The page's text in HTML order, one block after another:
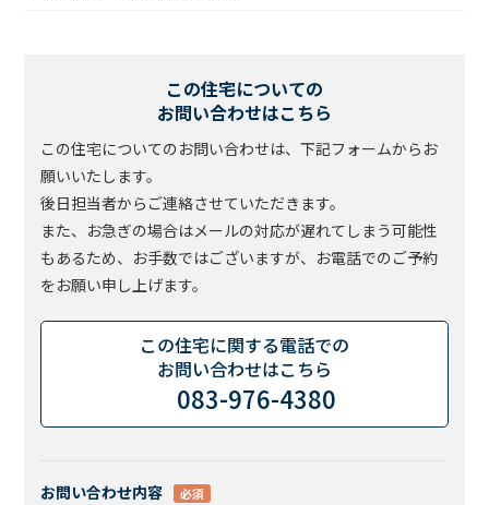
この住宅についての
お問い合わせはこちら
この住宅についてのお問い合わせは、下記フォームからお
願いいたします。
後日担当者からご連絡させていただきます。
また、お急ぎの場合はメールの対応が遅れてしまう可能性
もあるため、 お手数ではございますが、お電話でのご予約
をお願い申し上げます。
この住宅に関する電話での
お問い合わせはこちら
083-976-4380
お問い合わせ内容 必須